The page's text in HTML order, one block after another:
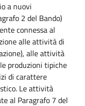
a nuovi
2 del Bando)
connessa al
alle attività di
alle attività
produzioni tipiche
di carattere
Le attività
al Paragrafo 7 del